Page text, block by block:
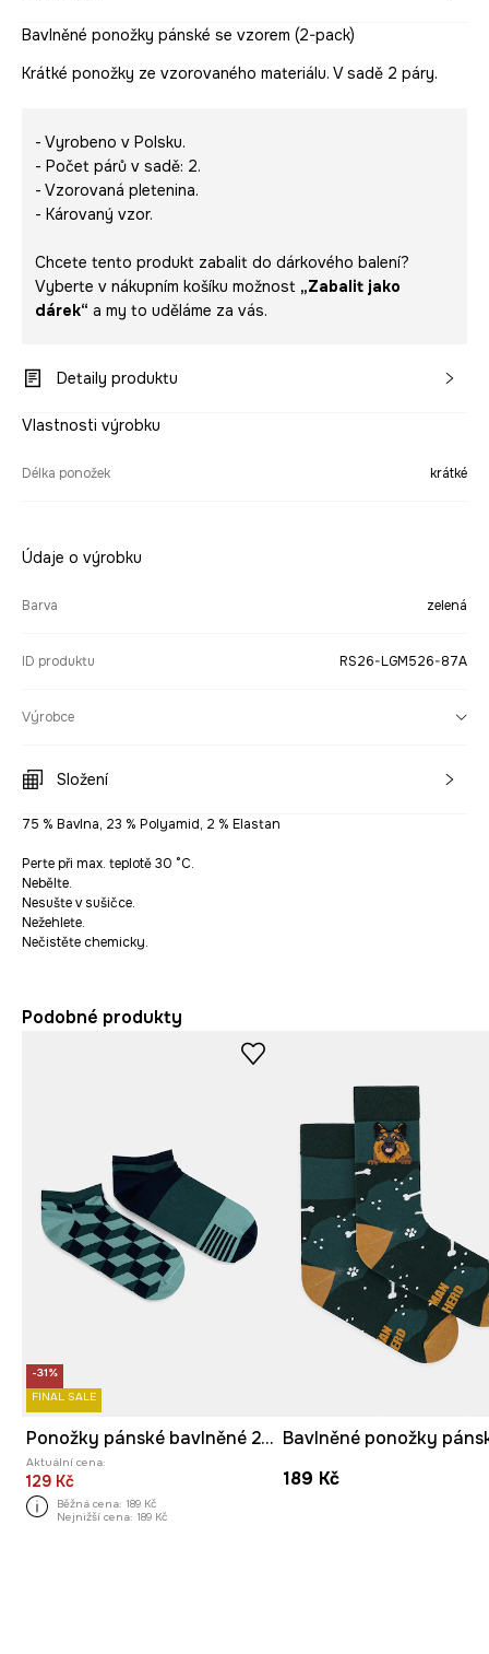
Bavlněné ponožky pánské se vzorem (2-pack)
Krátké ponožky ze vzorovaného materiálu. V sadě 2 páry.
- Vyrobeno v Polsku.
- Počet párů v sadě: 2.
- Vzorovaná pletenina.
- Károvaný vzor.
Chcete tento produkt zabalit do dárkového balení?
Vyberte v nákupním košíku možnost „Zabalit jako
dárek“ a my to uděláme za vás.
Detaily produktu
Vlastnosti výrobku
Délka ponožek krátké
Údaje o výrobku
Barva zelená
ID produktu RS26-LGM526-87A
Výrobce
Složení
75 % Bavlna, 23 % Polyamid, 2 % Elastan
Perte při max. teplotě 30 °C.
Nebělte.
Nesušte v sušičce.
Nežehlete.
Nečistěte chemicky.
Podobné produkty
-31%
FINAL SALE
Ponožky pánské bavlněné 2-pack
Aktuální cena:
129 Kč
Běžná cena: 189 Kč
Nejnižší cena: 189 Kč
189 Kč